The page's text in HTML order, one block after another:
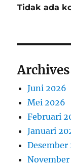
Tidak ada
Archives
Juni 2026
Mei 2026
Februari
Januari
Desember
November